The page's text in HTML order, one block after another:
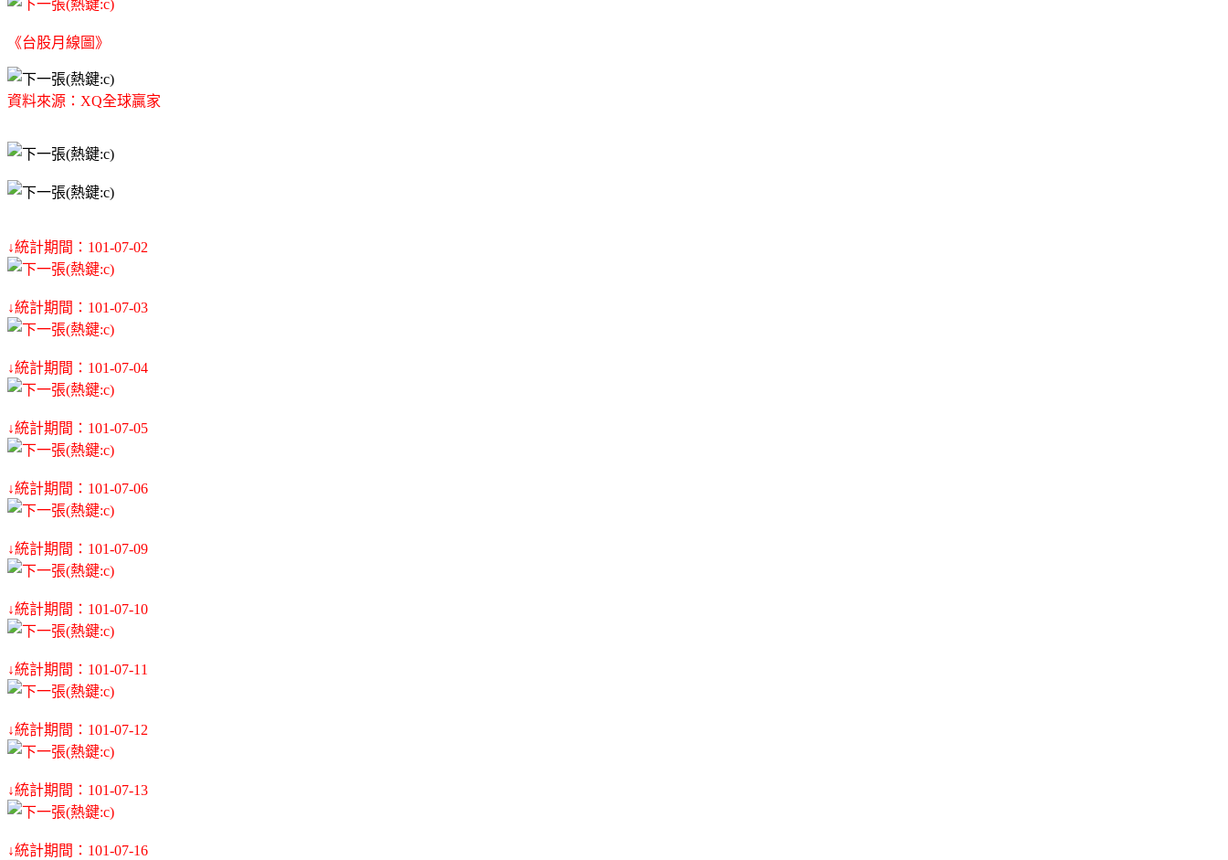
《台股月線圖》
資料來源：XQ全球贏家
↓統計期間：101-07-02
↓統計期間：101-07-03
↓統計期間：101-07-04
↓統計期間：101-07-05
↓統計期間：101-07-06
↓統計期間：101-07-09
↓統計期間：101-07-10
↓統計期間：101-07-11
↓統計期間：101-07-12
↓統計期間：101-07-13
↓統計期間：101-07-16